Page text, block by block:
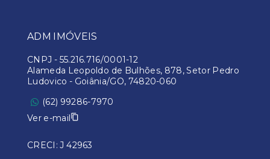
ADM IMÓVEIS
CNPJ - 55.216.716/0001-12
Alameda Leopoldo de Bulhões, 878, Setor Pedro
Ludovico - Goiânia/GO, 74820-060
(62) 99286-7970
Ver e-mail
CRECI: J 42963